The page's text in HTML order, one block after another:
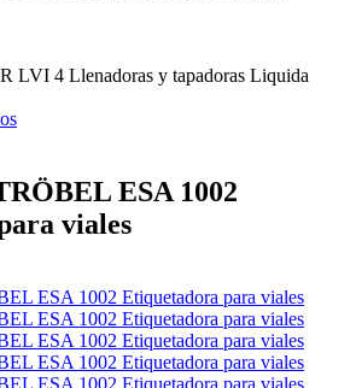
4 Llenadoras y tapadoras Liquida
ESA 1002
viales